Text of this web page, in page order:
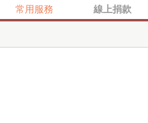
常用服務 線上捐款